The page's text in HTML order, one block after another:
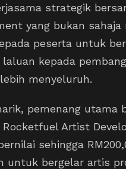
strategik
yang bukan sahaja
peserta untuk
kepada
menyeluruh.
pemenang utama
Rocketfuel Artist
sehingga
untuk bergelar artis